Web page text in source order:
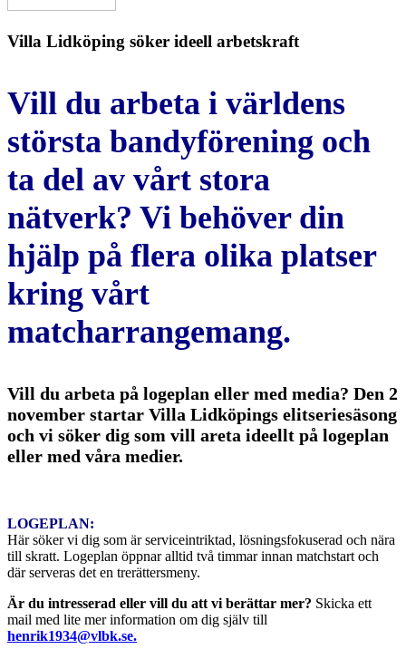
Villa Lidköping söker ideell arbetskraft
Vill du arbeta i världens
största bandyförening och
ta del av vårt stora
nätverk? Vi behöver din
hjälp på flera olika platser
kring vårt
matcharrangemang.
Vill du arbeta på logeplan eller med media? Den 2
november startar Villa Lidköpings elitseriesäsong
och vi söker dig som vill areta ideellt på logeplan
eller med våra medier.
LOGEPLAN:
Här söker vi dig som är serviceintriktad, lösningsfokuserad och nära
till skratt. Logeplan öppnar alltid två timmar innan matchstart och
där serveras det en trerättersmeny.
Är du intresserad eller vill du att vi berättar mer? Skicka ett
mail med lite mer information om dig själv till
henrik1934@vlbk.se.